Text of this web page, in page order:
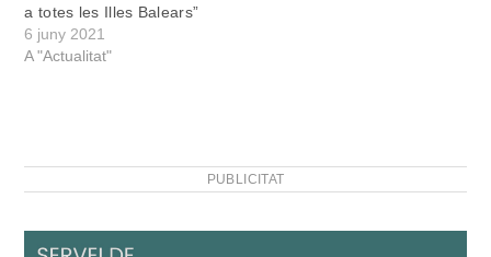
a totes les Illes Balears”
6 juny 2021
A "Actualitat"
PUBLICITAT